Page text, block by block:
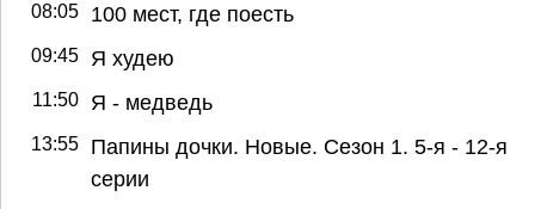
08:05 100 мест, где поесть
09:45 Я худею
11:50 Я - медведь
13:55
Папины дочки. Новые. Сезон 1. 5-я - 12-я
серии